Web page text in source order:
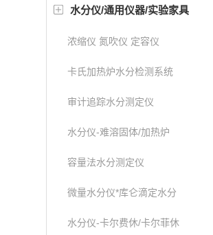
水分仪/通用仪器/实验家具
浓缩仪 氮吹仪 定容仪
卡氏加热炉水分检测系统
审计追踪水分测定仪
水分仪-难溶固体/加热炉
容量法水分测定仪
微量水分仪*库仑滴定水分
水分仪-卡尔费休/卡尔菲休